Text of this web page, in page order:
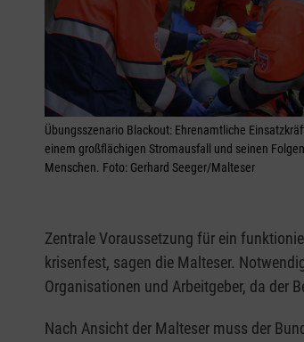
Übungsszenario Blackout: Ehrenamtliche
einem großflächigen Stromausfall und seinen
Menschen. Foto: Gerhard Seeger/Malteser
Zentrale Voraussetzung für ein
krisenfest, sagen die Malteser.
Organisationen und Arbeitgeber, da der
Nach Ansicht der Malteser muss der